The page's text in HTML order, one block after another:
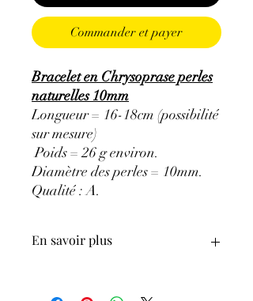
Commander et payer
Bracelet en Chrysoprase perles
naturelles 10mm
Longueur = 16-18cm (possibilité
sur mesure)
Poids = 26 g environ.
Diamètre des perles = 10mm.
Qualité : A.
En savoir plus
Minéraux en Lithothérapie n'exclut en